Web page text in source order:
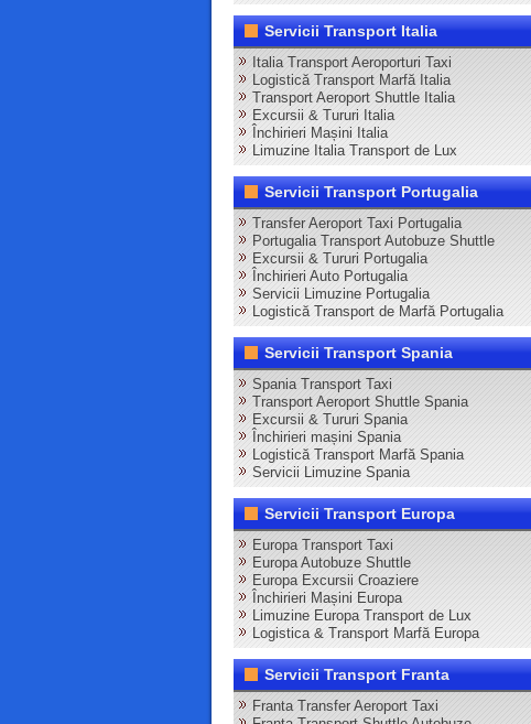
Servicii Transport Italia
Italia Transport Aeroporturi Taxi
Logistică Transport Marfă Italia
Transport Aeroport Shuttle Italia
Excursii & Tururi Italia
Închirieri Mașini Italia
Limuzine Italia Transport de Lux
Servicii Transport Portugalia
Transfer Aeroport Taxi Portugalia
Portugalia Transport Autobuze Shuttle
Excursii & Tururi Portugalia
Închirieri Auto Portugalia
Servicii Limuzine Portugalia
Logistică Transport de Marfă Portugalia
Servicii Transport Spania
Spania Transport Taxi
Transport Aeroport Shuttle Spania
Excursii & Tururi Spania
Închirieri mașini Spania
Logistică Transport Marfă Spania
Servicii Limuzine Spania
Servicii Transport Europa
Europa Transport Taxi
Europa Autobuze Shuttle
Europa Excursii Croaziere
Închirieri Mașini Europa
Limuzine Europa Transport de Lux
Logistica & Transport Marfă Europa
Servicii Transport Franta
Franta Transfer Aeroport Taxi